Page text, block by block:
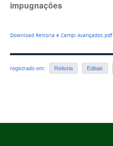
impugnações
Download Reitoria e Campi Avançados.pdf
registrado em: Reitoria Editais